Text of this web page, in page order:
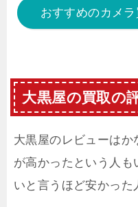
おすすめのカメ
大黒屋の買取の
大黒屋のレビューは
が高かったという人
いと言うほど安かった